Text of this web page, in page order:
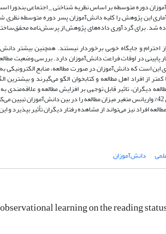
دوره متوسطه بر اساس نظریه شناختی _ اجتماعی بندورا
این پژوهش را کلیه دانش‌آموزان پسر دوره متوسطه نظری
انتخاب و تعداد 260 پرسش‌نامه برگشت داده شد. برای گردآوری داده‌های پژوهش از
از احترام و جایگاه خوبی برخوردار نیستند. همچنین بیشتر
است که دانش‌آموزان در صورت مطالعه، منابع الکترونیکی
از افراد اهل مطالعه و کتابخوان الگو می‌گیرند و بیشترین
دیگران، تاثیر قابل توجهی بر افزایش مطالعه و علاقه‌مندی
افراد نیز می‌تواند از مشاهده رفتار دیگران تأثیر بپذیرد و
دانش‌آموزان
learning on the reading